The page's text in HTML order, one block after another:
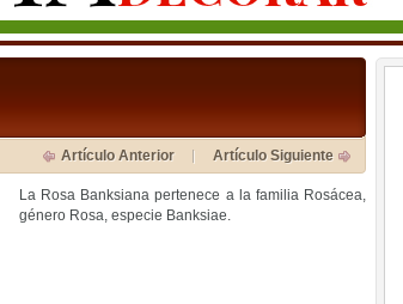
Artículo Anterior Artículo Siguiente
La Rosa Banksiana pertenece a la familia Rosácea,
género Rosa, especie Banksiae.